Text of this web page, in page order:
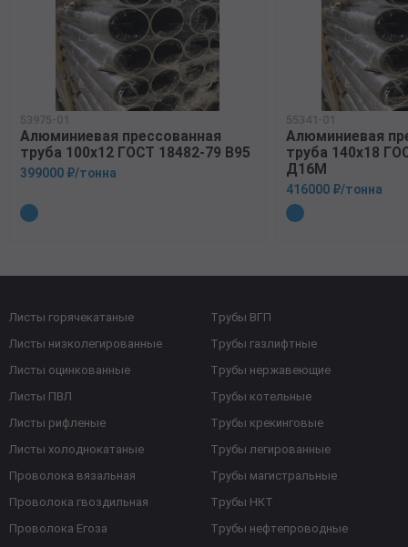
53975-01
Алюминиевая прессованная
труба 100х12 ГОСТ 18482-79 В95
399000 ₽/тонна
55341-01
Алюминиевая
труба 140х18
Д16М
416000 ₽/тонна
Листы горячекатаные
Листы низколегированные
Листы оцинкованные
Листы ПВЛ
Листы рифленые
Листы холоднокатаные
Проволока вязальная
Проволока гвоздильная
Проволока Егоза
Трубы ВГП
Трубы газлифтные
Трубы нержавеющие
Трубы котельные
Трубы крекинговые
Трубы легированные
Трубы магистральные
Трубы НКТ
Трубы нефтепроводные